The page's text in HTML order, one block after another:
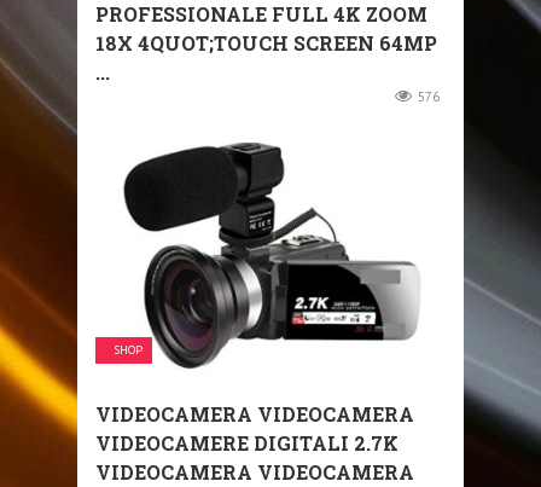
PROFESSIONALE FULL 4K ZOOM
18X 4QUOT;TOUCH SCREEN 64MP
...
576
SHOP
VIDEOCAMERA VIDEOCAMERA
VIDEOCAMERE DIGITALI 2.7K
VIDEOCAMERA VIDEOCAMERA